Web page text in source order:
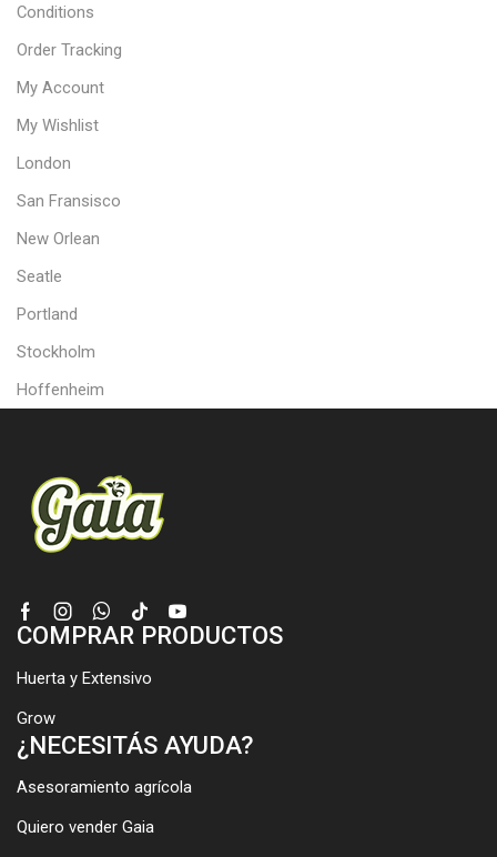
Conditions
Order Tracking
My Account
My Wishlist
London
San Fransisco
New Orlean
Seatle
Portland
Stockholm
Hoffenheim
FacebookInstagramWhatsapp
Tik- Youtube
COMPRAR PRODUCTOS
Huerta y Extensivo
Grow
¿NECESITÁS AYUDA?
Asesoramiento agrícola
Quiero vender Gaia